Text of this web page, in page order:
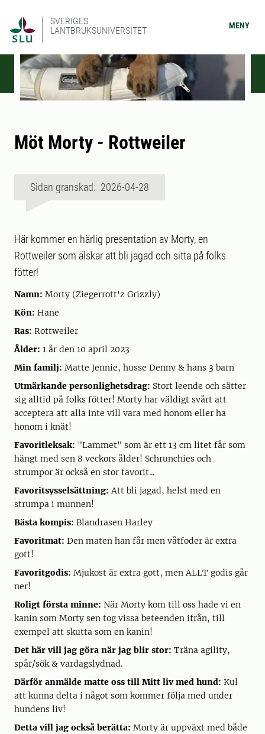
SVERIGES
LANTBRUKSUNIVERSITET
MENY
Möt Morty - Rottweiler
Sidan granskad: 2026-04-28
Här kommer en härlig presentation av Morty, en
Rottweiler som älskar att bli jagad och sitta på folks
fötter!
Namn: Morty (Ziegerrott'z Grizzly)
Kön: Hane
Ras: Rottweiler
Ålder: 1 år den 10 april 2023
Min familj: Matte Jennie, husse Denny & hans 3 barn
Utmärkande personlighetsdrag: Stort leende och sätter
sig alltid på folks fötter! Morty har väldigt svårt att
acceptera att alla inte vill vara med honom eller ha
honom i knät!
Favoritleksak: "Lammet" som är ett 13 cm litet får som
hängt med sen 8 veckors ålder! Schrunchies och
strumpor är också en stor favorit...
Favoritsysselsättning:Att bli jagad, helst med en
strumpa i munnen!
Bästa kompis: Blandrasen Harley
Favoritmat: Den maten han får men våtfoder är extra
gott!
Favoritgodis: Mjukost är extra gott, men ALLT godis går
ner!
Roligt första minne: När Morty kom till oss hade vi en
kanin som Morty sen tog vissa beteenden ifrån, till
exempel att skutta som en kanin!
Det här vill jag göra när jag blir stor: Träna agility,
spår/sök & vardagslydnad.
Därför anmälde matte oss till Mitt liv med hund: Kul
att kunna delta i något som kommer följa med under
hundens liv!
Detta vill jag också berätta: Morty är uppväxt med både